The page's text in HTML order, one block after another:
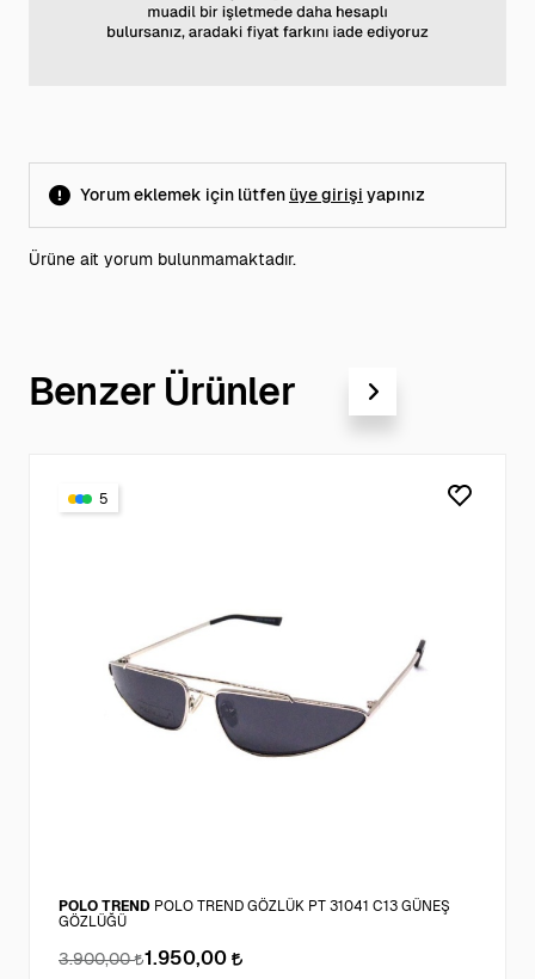
Yorum eklemek için lütfen üye girişi yapınız
Ürüne ait yorum bulunmamaktadır.
Benzer Ürünler
5
POLO TREND POLO TREND GÖZLÜK PT 31041 C13 GÜNEŞ
GÖZLÜĞÜ
3.900,00 1.950,00